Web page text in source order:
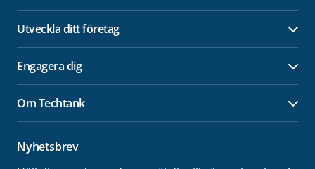
Utveckla ditt företag
Engagera dig
Om Techtank
Nyhetsbrev